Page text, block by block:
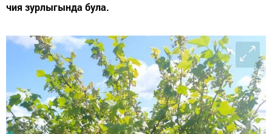
чия зурлыгында була.